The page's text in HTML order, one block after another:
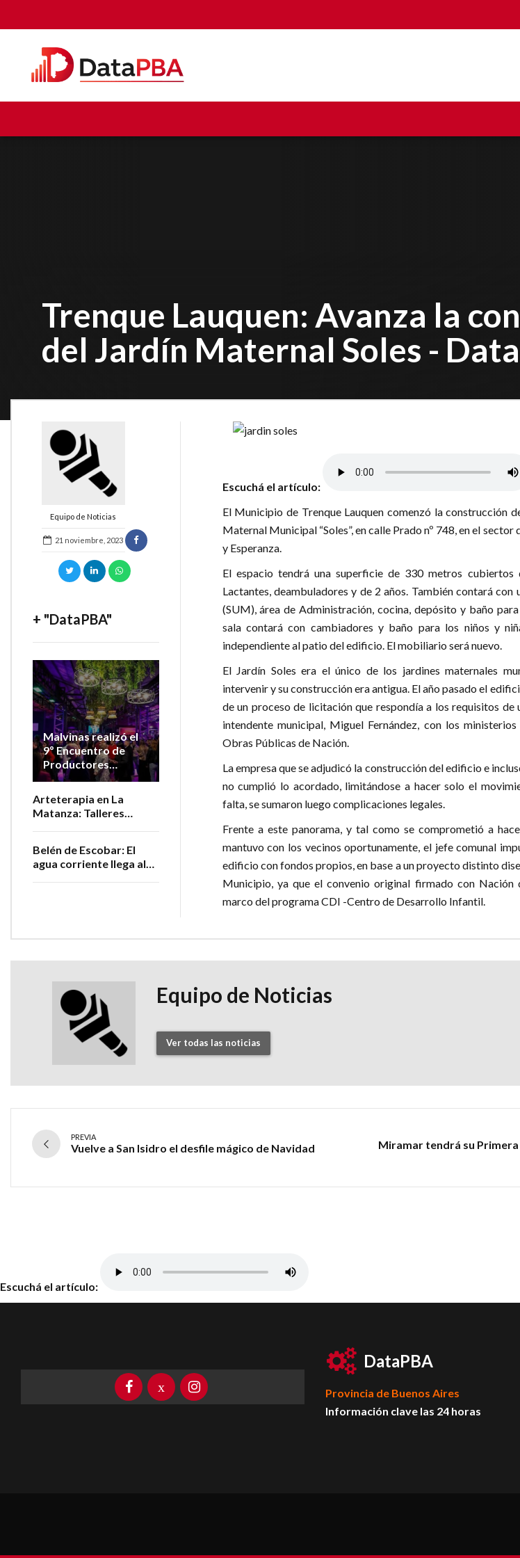
Trenque Lauquen: Avanza la
del Jardín Maternal Soles -
Equipo de Noticias
21 noviembre, 2023
+ "DataPBA"
Malvinas realizó el
9º Encuentro de
Productores
Vitivinícolas de la
Arteterapia en La
Matanza: Talleres
Belén de Escobar: El
agua corriente llega al
Escuchá el artículo:
El Municipio de Trenque Lauquen comenzó la construcción
Maternal Municipal “Soles”, en calle Prado nº 748, en el
y Esperanza.
El espacio tendrá una superficie de 330 metros cubiertos
Lactantes, deambuladores y de 2 años. También contará con
(SUM), área de Administración, cocina, depósito y baño
sala contará con cambiadores y baño para los niños y
independiente al patio del edificio. El mobiliario será nuevo.
El Jardín Soles era el único de los jardines maternales
intervenir y su construcción era antigua. El año pasado el
de un proceso de licitación que respondía a los requisitos
intendente municipal, Miguel Fernández, con los
Obras Públicas de Nación.
La empresa que se adjudicó la construcción del edificio e
no cumplió lo acordado, limitándose a hacer solo el
falta, se sumaron luego complicaciones legales.
Frente a este panorama, y tal como se comprometió a
mantuvo con los vecinos oportunamente, el jefe comunal
edificio con fondos propios, en base a un proyecto distinto
Municipio, ya que el convenio original firmado con Nación
marco del programa CDI -Centro de Desarrollo Infantil.
Equipo de Noticias
Ver todas las noticias
PREVIA
Vuelve a San Isidro el desfile mágico de Navidad
Miramar tendrá su Primera
Escuchá el artículo:
DataPBA
Provincia de Buenos Aires
Información clave las 24 horas